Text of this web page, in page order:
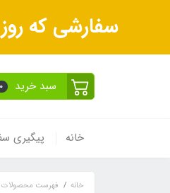
سفارشی که روز جمعه قبل از ساعت 9صبح
سبد خرید 0
خانه پیگیری
خانه فهرست محصولات